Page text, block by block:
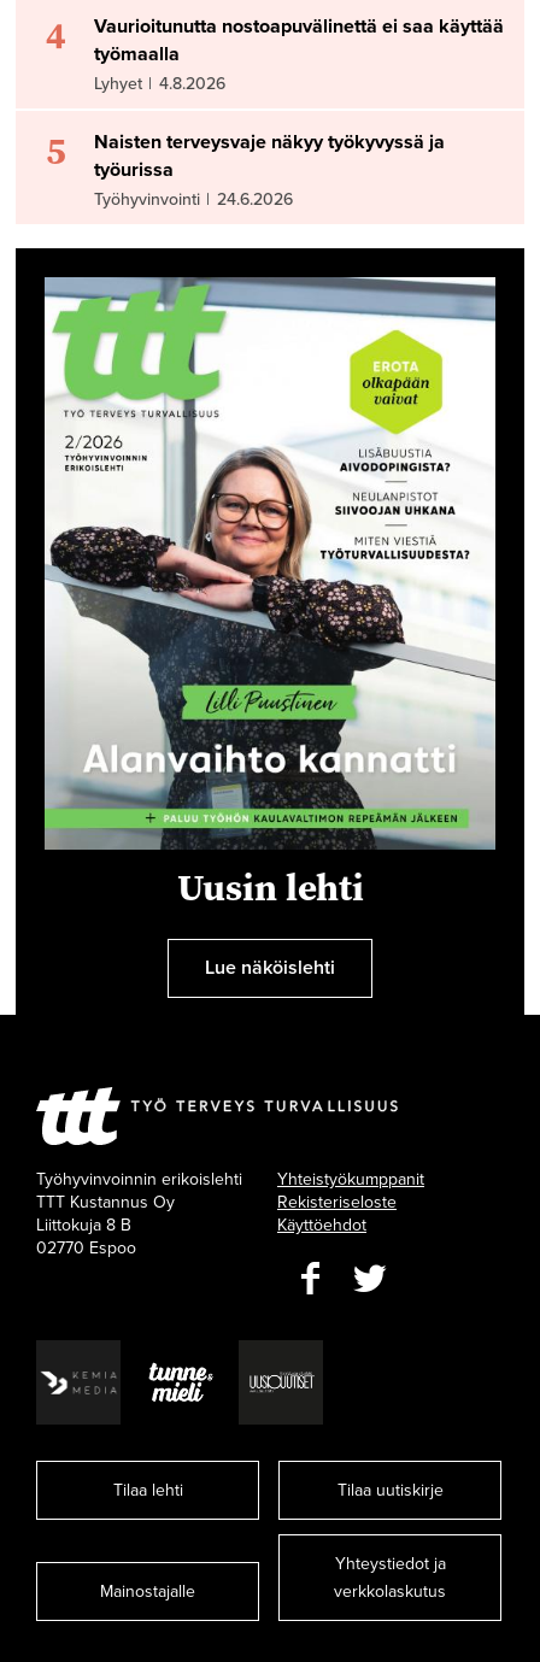
4
Vaurioitunutta nostoapuvälinettä ei saa käyttää
työmaalla
Lyhyet | 4.8.2026
5
Naisten terveysvaje näkyy työkyvyssä ja
työurissa
Työhyvinvointi | 24.6.2026
Uusin lehti
Lue näköislehti
Työhyvinvoinnin erikoislehti
TTT Kustannus Oy
Liittokuja 8 B
02770 Espoo
Yhteistyökumppanit
Rekisteriseloste
Käyttöehdot
Tilaa lehti Tilaa uutiskirje
Mainostajalle
Yhteystiedot ja
verkkolaskutus